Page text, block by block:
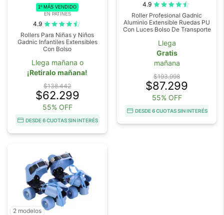
1º MÁS VENDIDO
EN PATINES
4.9
Rollers Para Niñas y Niños
Gadnic Infantiles Extensibles
Con Bolso
Llega mañana o
¡Retiralo mañana!
$138.442
$62.299
55% OFF
DESDE 6 CUOTAS SIN INTERÉS
4.9
Roller Profesional Gadnic
Aluminio Extensible Ruedas PU
Con Luces Bolso De Transporte
Llega
Gratis
mañana
$193.998
$87.299
55% OFF
DESDE 6 CUOTAS SIN INTERÉS
2 modelos